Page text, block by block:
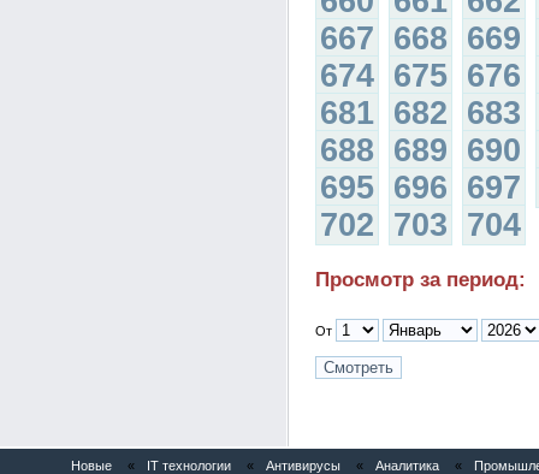
667 668 669
674 675 676
681 682 683
688 689 690
695 696 697
702 703 704
Просмотр за период:
От
Новые « IT технологии « Антивирусы « Аналитика «